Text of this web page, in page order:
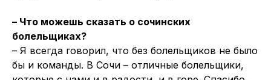
– Что можешь сказать о сочинских
болельщиках?
– Я всегда говорил, что без болельщиков не было
бы и команды. В Сочи – отличные болельщики,